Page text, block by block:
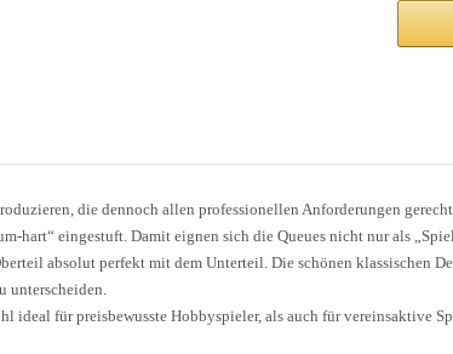
die dennoch allen professionellen Anforderungen
hart“ eingestuft. Damit eignen sich die Queues nicht nur als
absolut perfekt mit dem Unterteil. Die schönen klassischen
unterscheiden.
ideal für preisbewusste Hobbyspieler, als auch für vereinsaktive